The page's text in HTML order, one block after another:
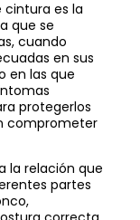
cintura es la
que se
cuando
en sus
en las que
protegerlos
comprometer
la relación que
partes